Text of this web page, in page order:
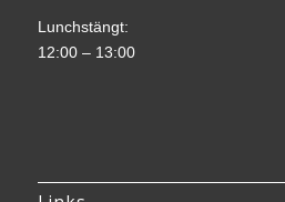
Lunchstängt:
12:00 – 13:00